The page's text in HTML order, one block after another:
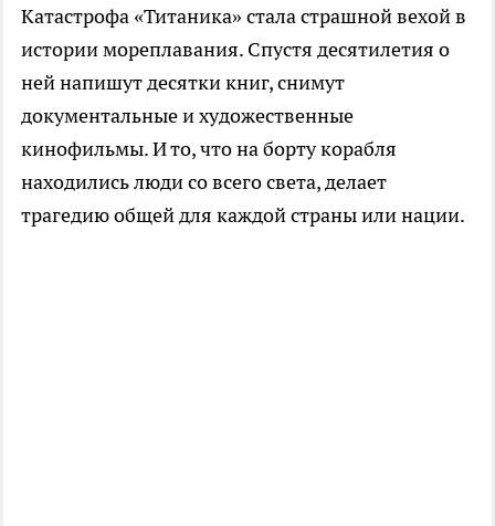
Катастрофа «Титаника» стала страшной вехой в
истории мореплавания. Спустя десятилетия о
ней напишут десятки книг, снимут
документальные и художественные
кинофильмы. И то, что на борту корабля
находились люди со всего света, делает
трагедию общей для каждой страны или нации.